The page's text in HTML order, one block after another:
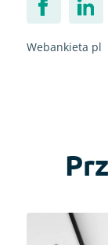
Webankieta pl